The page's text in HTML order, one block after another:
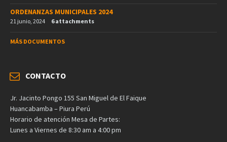
ORDENANZAS MUNICIPALES 2024
21 junio, 2024 6 attachments
MÁS DOCUMENTOS
CONTACTO
Jr. Jacinto Pongo 155 San Miguel de El Faique
Huancabamba – Piura Perú
Horario de atención Mesa de Partes:
Lunes a Viernes de 8:30 am a 4:00 pm